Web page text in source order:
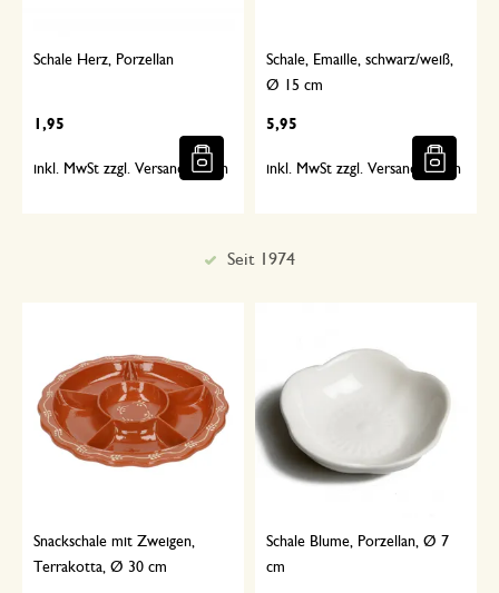
Schale Herz, Porzellan
1,95
inkl. MwSt zzgl. Versandkosten
Schale, Emaille, schwarz/weiß,
Ø 15 cm
5,95
inkl. MwSt zzgl. Versandkosten
Snackschale mit Zweigen,
Terrakotta, Ø 30 cm
Schale Blume, Porzellan, Ø 7
cm
Sorgfältig ausgewählt